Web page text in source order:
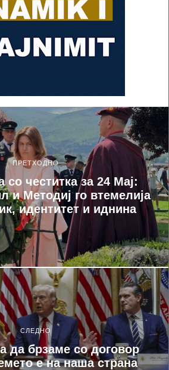
ПРЕТХОДНО
со честитка за 24 Мај:
и Методиј го втемелија
идентитет и иднина
СЛЕДНО
да брзаме со договор
е на наша страна